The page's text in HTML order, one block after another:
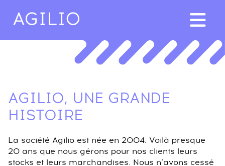
AGILIO, UNE GRANDE
HISTOIRE
La société Agilio est née en 2004. Voilà presque
20 ans que nous gérons pour nos clients leurs
stocks et leurs marchandises. Nous n’avons cessé